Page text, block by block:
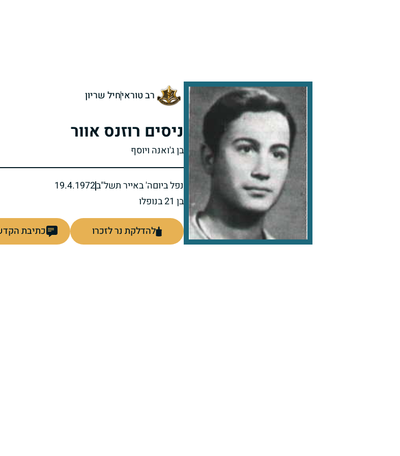
רב טוראיחיל שריון
ניסים רוזנס אוור
בן ג'ואנה ויוסף
נפל ביוםה' באייר תשל"ב19.4.1972
בן 21 בנופלו
להדלקת נר לזכרו כתיבת